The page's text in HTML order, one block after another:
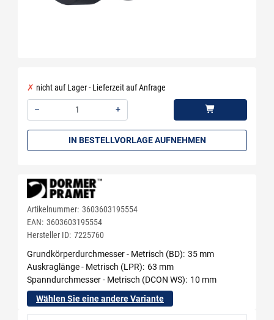
nicht auf Lager - Lieferzeit auf Anfrage
–
+
IN BESTELLVORLAGE AUFNEHMEN
Artikelnummer: 3603603195554
EAN: 3603603195554
Hersteller ID: 7225760
Grundkörperdurchmesser - Metrisch (BD) 35 mm
Auskraglänge - Metrisch (LPR)
63 mm
Spanndurchmesser - Metrisch (DCON WS)
10 mm
Wählen Sie eine andere Variante